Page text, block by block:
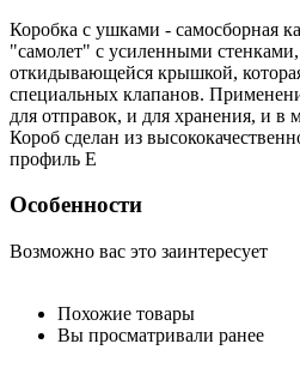
Коробка с ушками - самосборная
"самолет" с усиленными
откидывающейся крышкой,
специальных клапанов.
для отправок, и для хранения, и в
Короб сделан из
профиль Е
Особенности
Возможно вас это заинтересует
Похожие товары
Вы просматривали ранее